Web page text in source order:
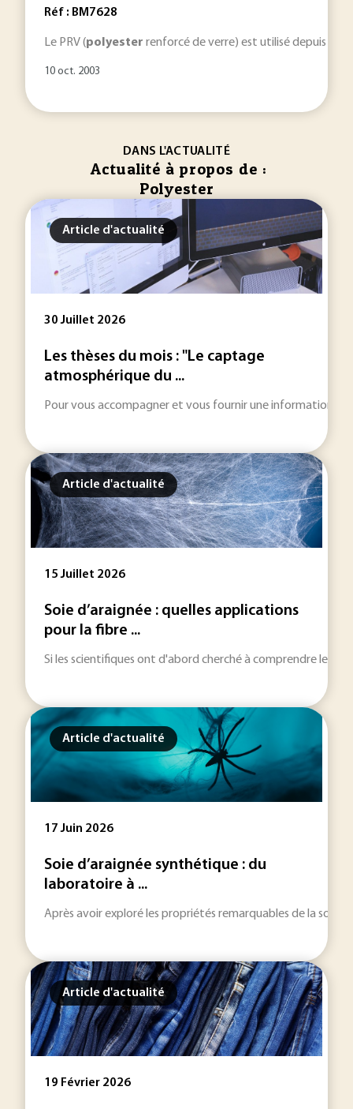
Réf : BM7628
Le PRV (polyester renforcé de verre) est utilisé depuis
10 oct. 2003
DANS L'ACTUALITÉ
Actualité à propos de :
Polyester
Article d'actualité
30 Juillet 2026
Les thèses du mois : "Le captage
atmosphérique du ...
Pour vous accompagner et vous fournir une information
Article d'actualité
15 Juillet 2026
Soie d’araignée : quelles applications
pour la fibre ...
Si les scientifiques ont d'abord cherché à comprendre les
Article d'actualité
17 Juin 2026
Soie d’araignée synthétique : du
laboratoire à ...
Après avoir exploré les propriétés remarquables de la soie
Article d'actualité
19 Février 2026